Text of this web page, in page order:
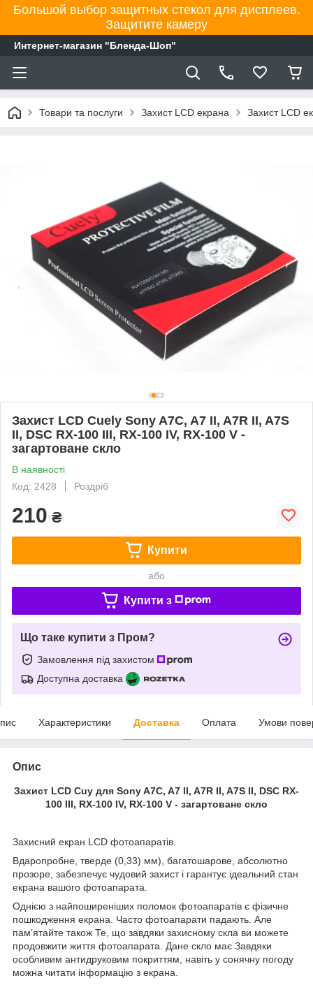
Большой выбор защитных стекол для дисплеев.
Защитите камеру
Интернет-магазин "Бленда-Шоп"
Товари та послуги Захист LCD екрана Захист LCD
Захист LCD Cuely Sony A7C, A7 II, A7R II, A7S
II, DSC RX-100 III, RX-100 IV, RX-100 V -
загартоване скло
В наявності
Код: 2428
Роздріб
210 ₴
Купити
або
Купити з
Що таке купити з Пром?
Замовлення під захистом
Доступна доставка
Характеристики Доставка Оплата Умови
Опис
Захист LCD Cuy для Sony A7C, A7 II, A7R II, A7S II, DSC RX-
100 III, RX-100 IV, RX-100 V - загартоване скло
Захисний екран LCD фотоапаратів.
Вдаропробне, тверде (0,33) мм), багатошарове, абсолютно
прозоре, забезпечує чудовий захист і гарантує ідеальний стан
екрана вашого фотоапарата.
Однією з найпоширеніших поломок фотоапаратів є фізичне
пошкодження екрана. Часто фотоапарати падають. Але
пам’ятайте також Те, що завдяки захисному скла ви можете
продовжити життя фотоапарата. Дане скло має Завдяки
особливим антидруковим покриттям, навіть у сонячну погоду
можна читати інформацію з екрана.